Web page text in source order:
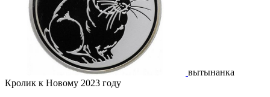
вытынанка
Кролик к Новому 2023 году